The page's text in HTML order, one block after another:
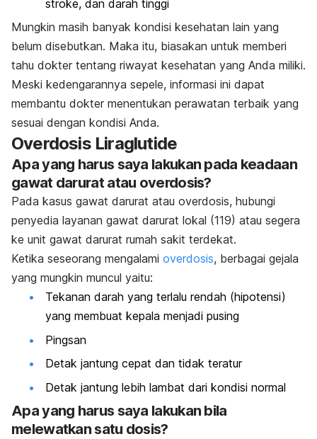
stroke, dan darah tinggi
Mungkin masih banyak kondisi kesehatan lain yang
belum disebutkan. Maka itu, biasakan untuk memberi
tahu dokter tentang riwayat kesehatan yang Anda miliki.
Meski kedengarannya sepele, informasi ini dapat
membantu dokter menentukan perawatan terbaik yang
sesuai dengan kondisi Anda.
Overdosis Liraglutide
Apa yang harus saya lakukan pada keadaan
gawat darurat atau overdosis?
Pada kasus gawat darurat atau overdosis, hubungi
penyedia layanan gawat darurat lokal (119) atau segera
ke unit gawat darurat rumah sakit terdekat.
Ketika seseorang mengalami overdosis, berbagai gejala
yang mungkin muncul yaitu:
Tekanan darah yang terlalu rendah (hipotensi)
yang membuat kepala menjadi pusing
Pingsan
Detak jantung cepat dan tidak teratur
Detak jantung lebih lambat dari kondisi normal
Apa yang harus saya lakukan bila
melewatkan satu dosis?